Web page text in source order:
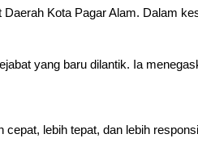
Kota Pagar Alam. Dalam
yang baru dilantik. Ia
lebih tepat, dan lebih